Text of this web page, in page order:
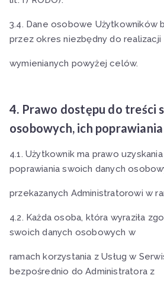
3.4. Dane osobowe Użytkowników
przez okres niezbędny do realizacji
wymienianych powyżej celów.
4. Prawo dostępu do treści
osobowych, ich
4.1. Użytkownik ma prawo
poprawiania swoich danych
przekazanych Administratorowi w
4.2. Każda osoba, która wyraziła
swoich danych osobowych w
ramach korzystania z Usług w
bezpośrednio do Administratora z